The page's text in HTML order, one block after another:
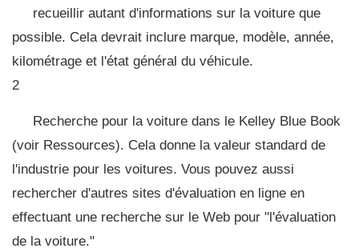
recueillir autant d'informations sur la voiture que
possible. Cela devrait inclure marque, modèle, année,
kilométrage et l'état général du véhicule.
2
Recherche pour la voiture dans le Kelley Blue Book
(voir Ressources). Cela donne la valeur standard de
l'industrie pour les voitures. Vous pouvez aussi
rechercher d'autres sites d'évaluation en ligne en
effectuant une recherche sur le Web pour "l'évaluation
de la voiture."